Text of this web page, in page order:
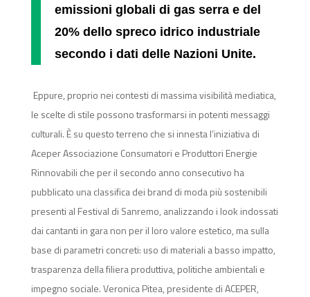
emissioni globali di gas serra e del
20% dello spreco idrico industriale
secondo i dati delle Nazioni Unite.
Eppure, proprio nei contesti di massima visibilità mediatica,
le scelte di stile possono trasformarsi in potenti messaggi
culturali. È su questo terreno che si innesta l’iniziativa di
Aceper Associazione Consumatori e Produttori Energie
Rinnovabili che per il secondo anno consecutivo ha
pubblicato una classifica dei brand di moda più sostenibili
presenti al Festival di Sanremo, analizzando i look indossati
dai cantanti in gara non per il loro valore estetico, ma sulla
base di parametri concreti: uso di materiali a basso impatto,
trasparenza della filiera produttiva, politiche ambientali e
impegno sociale. Veronica Pitea, presidente di ACEPER,